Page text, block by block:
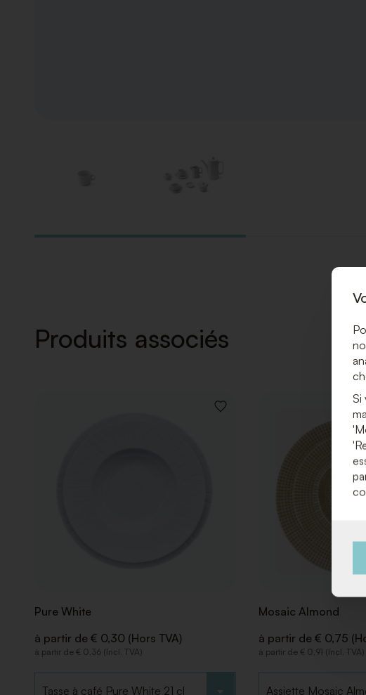
Produits associés
AJOUTER
Pure White
à partir de € 0,30 (Hors TVA)
à partir de € 0,36 (Incl. TVA)
Mosaic Almond
à partir de € 0,75
à partir de € 0,91 (Incl. TVA)
Si